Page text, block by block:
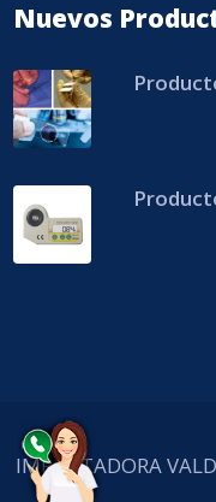
Nuevos
IMPORTADORA